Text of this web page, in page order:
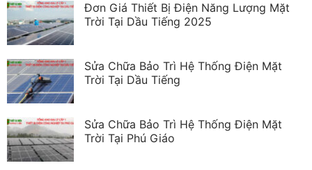
Đơn Giá Thiết Bị Điện Năng Lượng Mặt
Trời Tại Dầu Tiếng 2025
Sửa Chữa Bảo Trì Hệ Thống Điện Mặt
Trời Tại Dầu Tiếng
Sửa Chữa Bảo Trì Hệ Thống Điện Mặt
Trời Tại Phú Giáo